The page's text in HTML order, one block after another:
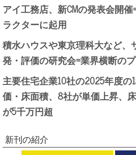
アイ工務店、新CMの発表会開
ラクターに起用
積水ハウスや東京理科大など、
発・評価の研究会=業界横断の
主要住宅企業10社の2025年度
価・床面積、8社が単価上昇、
が5千万円超
新刊の紹介